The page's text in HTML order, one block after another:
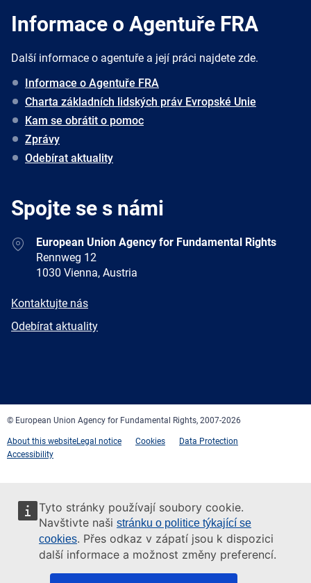
Tyto stránky používají soubory cookie.
Navštivte naši stránku o politice týkající se
cookies. Přes odkaz v zápatí jsou k dispozici
další informace a možnost změny preferencí.
Informace o Agentuře FRA
Další informace o agentuře a její práci najdete zde.
Informace o Agentuře FRA
Charta základních lidských práv Evropské Unie
Kam se obrátit o pomoc
Zprávy
Odebírat aktuality
Spojte se s námi
AddressEuropean Union Agency for Fundamental Rights
Rennweg 12
1030 Vienna, Austria
E-
Kontaktujte nás
Newsletter
Odebírat aktuality
© European Union Agency for Fundamental Rights, 2007-2026
About this websiteLegal notice Cookies
Data Protection
Accessibility